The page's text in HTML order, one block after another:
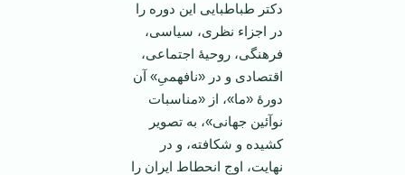
دکتر طباطبایی این دوره را
در اجزاء نظری، سیاسی،
فرهنگی، روحیۀ اجتماعی،
اقتصادی و در «نافهمیِ» آن
دورۀ «ما»، از «مناسبات
نوآئین جهانی»، به تصویر
کشیده و شکافته، و در
نهایت، اوج انحطاط ایران را